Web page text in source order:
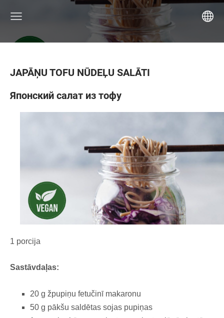
JAPĀŅU TOFU NŪDEĻU SALĀTI
Японский салат из тофу
1 porcija
Sastāvdaļas:
20 g žpupiņu fetučinī makaronu
50 g pākšu saldētas sojas pupiņas